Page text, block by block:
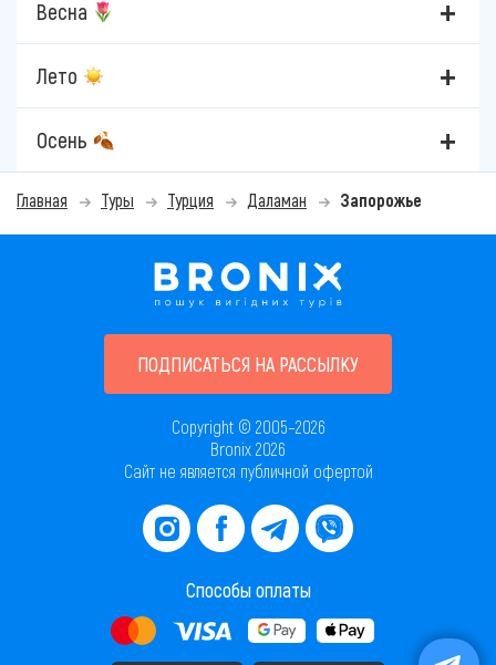
Весна
Лето
Осень
Главная Туры Турция Даламан Запорожье
ПОДПИСАТЬСЯ НА РАССЫЛКУ
Copyright © 2005–2026
Bronix 2026
Сайт не является публичной офертой
Способы оплаты